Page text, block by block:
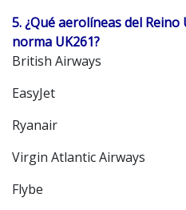
5. ¿Qué aerolíneas del
norma UK261?
British Airways
EasyJet
Ryanair
Virgin Atlantic Airways
Flybe